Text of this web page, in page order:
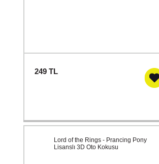
249 TL
Lord of the Rings - Prancing Pony
Lisanslı 3D Oto Kokusu